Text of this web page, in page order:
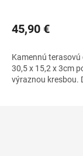
45,90 €
Kamennú
30,5 x 15,2 x 3cm
výraznou kresbou.